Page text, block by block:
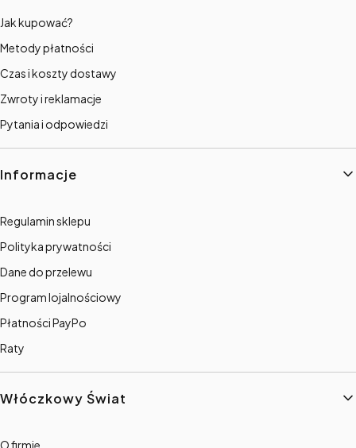
Jak kupować?
Metody płatności
Czas i koszty dostawy
Zwroty i reklamacje
Pytania i odpowiedzi
Informacje
Regulamin sklepu
Polityka prywatności
Dane do przelewu
Program lojalnościowy
Płatności PayPo
Raty
Włóczkowy Świat
O firmie